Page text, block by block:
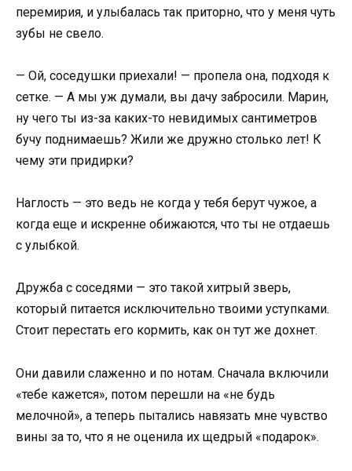
перемирия, и улыбалась так приторно, что у меня чуть
зубы не свело.
— Ой, соседушки приехали! — пропела она, подходя к
сетке. — А мы уж думали, вы дачу забросили. Марин,
ну чего ты из-за каких-то невидимых сантиметров
бучу поднимаешь? Жили же дружно столько лет! К
чему эти придирки?
Наглость — это ведь не когда у тебя берут чужое, а
когда еще и искренне обижаются, что ты не отдаешь
с улыбкой.
Дружба с соседями — это такой хитрый зверь,
который питается исключительно твоими уступками.
Стоит перестать его кормить, как он тут же дохнет.
Они давили слаженно и по нотам. Сначала включили
«тебе кажется», потом перешли на «не будь
мелочной», а теперь пытались навязать мне чувство
вины за то, что я не оценила их щедрый «подарок».